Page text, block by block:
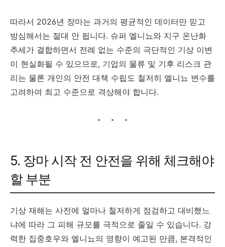
따라서 2026년 장마는 과거의 평균적인 데이터만 믿고
방심해서는 절대 안 됩니다. 슈퍼 엘니뇨와 지구 온난화
추세가 결합하면서 전례 없는 수준의 극단적인 기상 이변
이 현실화될 수 있으므로, 기업의 물류 및 기후 리스크 관
리는 물론 개인의 안전 대책 수립도 철저히 엘니뇨 변수를
고려하여 최고 수준으로 격상해야 합니다.
5. 장마 시작 전 안전을 위해 체크해야
할 부분
기상 재해는 사전에 얼마나 철저하게 점검하고 대비했느
냐에 따라 그 피해 규모를 극적으로 줄일 수 있습니다. 강
력한 집중호우와 엘니뇨의 영향이 예고된 만큼, 본격적인